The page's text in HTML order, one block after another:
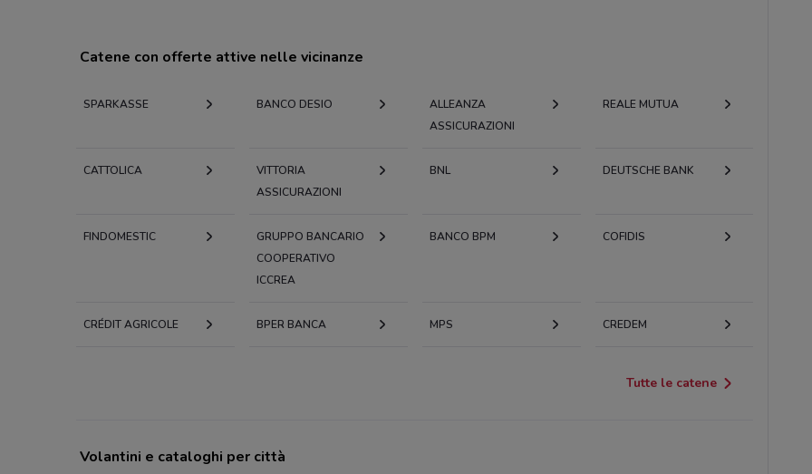
Catene con offerte attive nelle vicinanze
SPARKASSE BANCO DESIO
ALLEANZA
ASSICURAZIONI
REALE MUTUA
CATTOLICA
VITTORIA
ASSICURAZIONI
BNL DEUTSCHE BANK
FINDOMESTIC
GRUPPO BANCARIO
COOPERATIVO
ICCREA
BANCO BPM COFIDIS
CRÉDIT AGRICOLE BPER BANCA MPS CREDEM
Tutte le catene
Volantini e cataloghi per città